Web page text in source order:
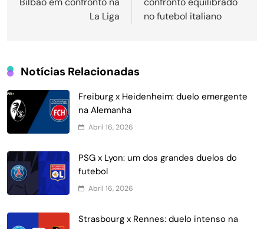
Post
La Liga
no futebol italiano
Notícias Relacionadas
Freiburg x Heidenheim: duelo emergente
na Alemanha
Abril 16, 2026
PSG x Lyon: um dos grandes duelos do
futebol
Abril 16, 2026
Strasbourg x Rennes: duelo intenso na